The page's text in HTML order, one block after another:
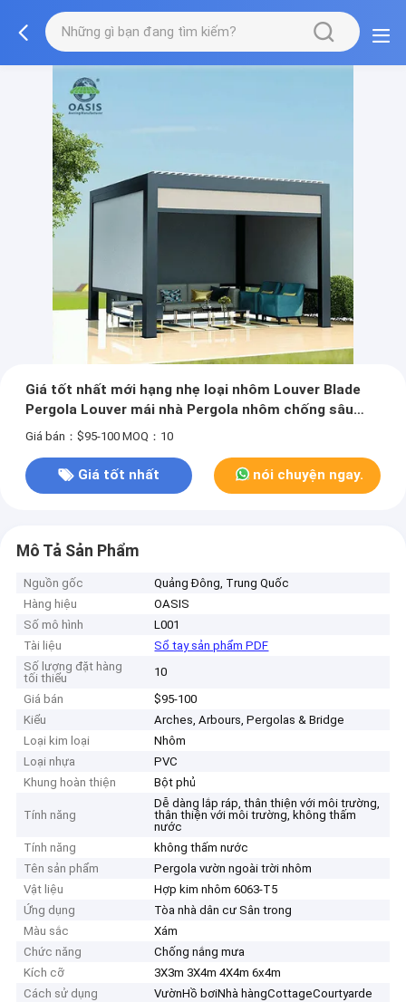
Giá tốt nhất mới hạng nhẹ loại nhôm Louver Blade
Pergola Louver mái nhà Pergola nhôm chống sâu
L001
Giá bán：$95-100 MOQ：10
Giá tốt nhất nói chuyện ngay.
Mô Tả Sản Phẩm
Nguồn gốc
Quảng Đông, Trung Quốc
Hàng hiệu
OASIS
Số mô hình
L001
Tài liệu
Sổ tay sản phẩm PDF
Số lượng đặt hàng
tối thiểu
10
Giá bán
$95-100
Kiểu
Arches, Arbours, Pergolas & Bridge
Loại kim loại
Nhôm
Loại nhựa
PVC
Khung hoàn thiện
Bột phủ
Tính năng
Dễ dàng lắp ráp, thân thiện với môi trường,
thân thiện với môi trường, không thấm
nước
Tính năng
không thấm nước
Tên sản phẩm
Pergola vườn ngoài trời nhôm
Vật liệu
Hợp kim nhôm 6063-T5
Ứng dụng
Tòa nhà dân cư Sân trong
Màu sắc
Xám
Chức năng
Chống nắng mưa
Kích cỡ
3X3m 3X4m 4X4m 6x4m
Cách sử dụng
VườnHồ bơiNhà hàngCottageCourtyarde